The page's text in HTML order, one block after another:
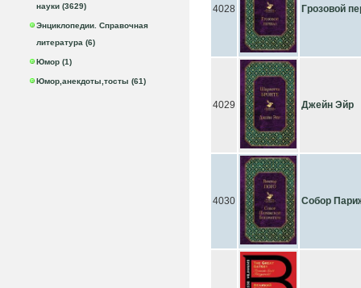
науки (3629)
Энциклопедии. Справочная
литература (6)
Юмор (1)
Юмор,анекдоты,тосты (61)
4028 Грозовой
4029 Джейн Эйр
4030 Собор